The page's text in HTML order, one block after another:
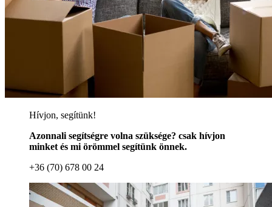
Hívjon, segítünk!
Azonnali segítségre volna szüksége? csak hívjon
minket és mi örömmel segítünk önnek.
+36 (70) 678 00 24